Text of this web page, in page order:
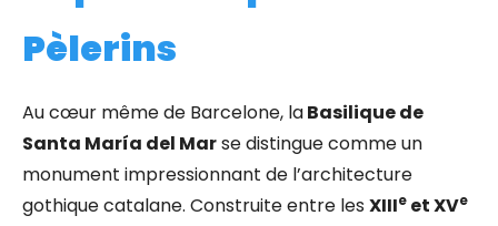
Pèlerins
Au cœur même de Barcelone, laBasilique de
Santa María del Marse distingue comme un
monument impressionnant de l’architecture
gothique catalane. Construite entre les XIIIe et XVe